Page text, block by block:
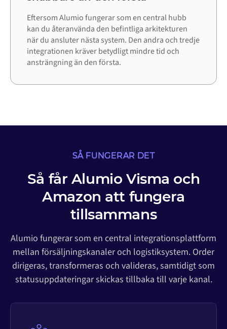
Eftersom Alumio fungerar som en central hubb
kan du återanvända den befintliga arkitekturen
när du ansluter nästa system. Den andra och tredje
integrationen kräver betydligt mindre tid och
ansträngning än den första.
SÅ FUNGERAR DET
Så får Alumio Visma och
Amazon att fungera
tillsammans
Alumio fungerar som en central integrationsplattform
mellan försäljningskanaler och logistiksystem. Order
dirigeras, transformeras och valideras, samtidigt som
statusuppdateringar skickas tillbaka till varje kanal.